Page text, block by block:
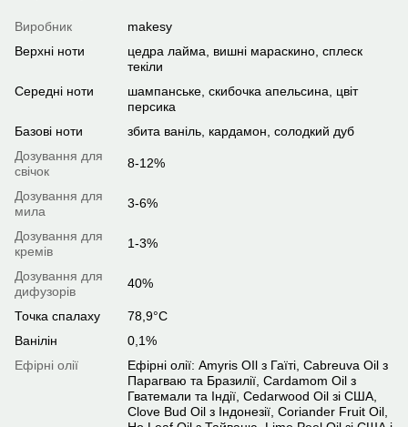
Виробник
makesy
Верхні ноти
цедра лайма, вишні мараскино, сплеск
текіли
Середні ноти
шампанське, скибочка апельсина, цвіт
персика
Базові ноти
збита ваніль, кардамон, солодкий дуб
Дозування для
свічок
8-12%
Дозування для
мила
3-6%
Дозування для
кремів
1-3%
Дозування для
дифузорів
40%
Точка спалаху
78,9°C
Ванілін
0,1%
Ефірні олії
Ефірні олії: Amyris OIl з Гаїті, Cabreuva Oil з
Парагваю та Бразилії, Cardamom Oil з
Гватемали та Індії, Cedarwood Oil зі США,
Clove Bud Oil з Індонезії, Coriander Fruit Oil,